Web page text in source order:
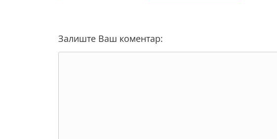
Залиште Ваш коментар: